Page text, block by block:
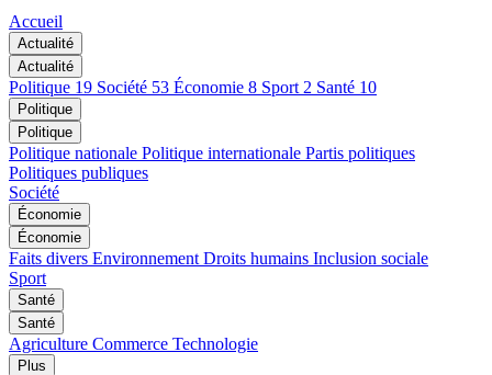
Accueil
Actualité
Actualité
Politique 19 Société 53 Économie 8 Sport 2 Santé 10
Politique
Politique
Politique nationale Politique internationale Partis politiques
Politiques publiques
Société
Économie
Économie
Faits divers Environnement Droits humains Inclusion sociale
Sport
Santé
Santé
Agriculture Commerce Technologie
Plus